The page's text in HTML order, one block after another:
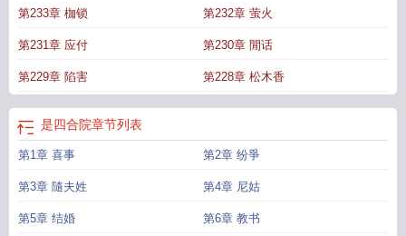
第233章 枷锁 第232章 萤火
第231章 应付 第230章 閒话
第229章 陷害 第228章 松木香
是四合院章节列表
第1章 喜事 第2章 纷爭
第3章 隨夫姓 第4章 尼姑
第5章 结婚 第6章 教书